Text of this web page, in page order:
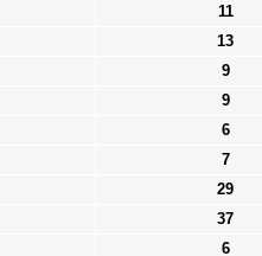
11
13
9
9
6
7
29
37
6